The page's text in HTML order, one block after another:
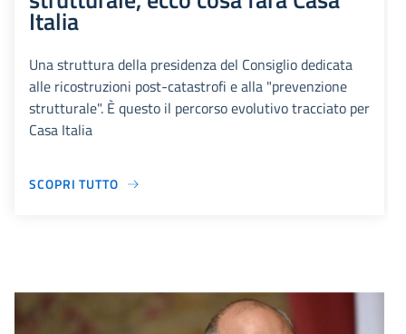
Italia
Una struttura della presidenza del Consiglio dedicata
alle ricostruzioni post-catastrofi e alla "prevenzione
strutturale". È questo il percorso evolutivo tracciato per
Casa Italia
SCOPRI TUTTO